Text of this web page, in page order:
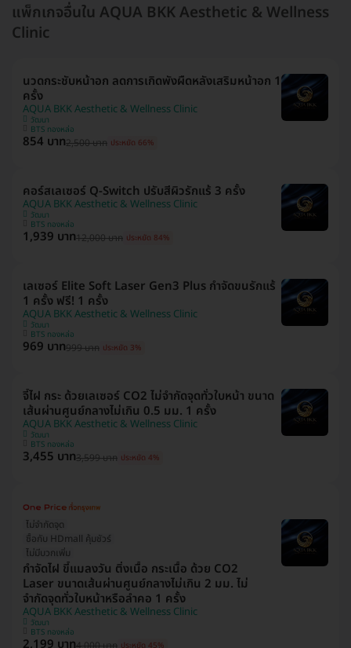
แพ็กเกจอื่นใน AQUA BKK Aesthetic & Wellness
Clinic
นวดกระชับหน้าอก ลดการเกิดพังผืดหลังเสริมหน้าอก 1
ครั้ง
AQUA BKK Aesthetic & Wellness Clinic
วัฒนา
BTS ทองหล่อ
854 บาท2,500 บาท ประหยัด 66%
คอร์สเลเซอร์ Q-Switch ปรับสีผิวรักแร้ 3 ครั้ง
AQUA BKK Aesthetic & Wellness Clinic
วัฒนา
BTS ทองหล่อ
1,939 บาท12,000 บาท ประหยัด 84%
เลเซอร์ Elite Soft Laser Gen3 Plus กำจัดขนรักแร้
1 ครั้ง ฟรี! 1 ครั้ง
AQUA BKK Aesthetic & Wellness Clinic
วัฒนา
BTS ทองหล่อ
969 บาท999 บาท ประหยัด 3%
จี้ไฝ กระ ด้วยเลเซอร์ CO2 ไม่จำกัดจุดทั่วใบหน้า ขนาด
เส้นผ่านศูนย์กลางไม่เกิน 0.5 มม. 1 ครั้ง
AQUA BKK Aesthetic & Wellness Clinic
วัฒนา
BTS ทองหล่อ
3,455 บาท3,599 บาท ประหยัด 4%
ไม่จำกัดจุด
ซื้อกับ HDmall คุ้มชัวร์
ไม่มีบวกเพิ่ม
กำจัดไฝ ขี้แมลงวัน ติ่งเนื้อ กระเนื้อ ด้วย CO2
Laser ขนาดเส้นผ่านศูนย์กลางไม่เกิน 2 มม. ไม่
จำกัดจุดทั่วใบหน้าหรือลำคอ 1 ครั้ง
AQUA BKK Aesthetic & Wellness Clinic
วัฒนา
BTS ทองหล่อ
2,199 บาท